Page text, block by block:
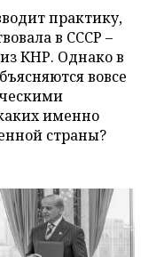
практику,
в СССР –
КНР. Однако в
вовсе
именно
страны?